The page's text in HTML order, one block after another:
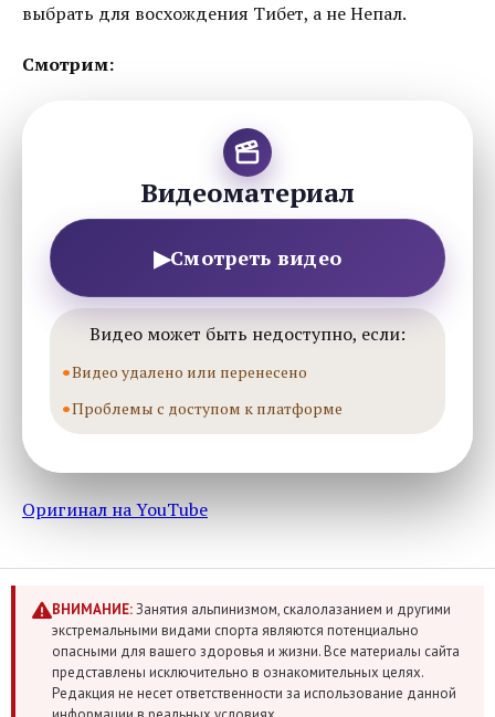
выбрать для восхождения Тибет, а не Непал.
Смотрим:
Видеоматериал
▶Смотреть видео
Видео может быть недоступно, если:
Видео удалено или перенесено
Проблемы с доступом к платформе
Оригинал на YouTube
ВНИМАНИЕ:Занятия альпинизмом, скалолазанием и другими
экстремальными видами спорта являются потенциально
опасными для вашего здоровья и жизни. Все материалы сайта
представлены исключительно в ознакомительных целях.
Редакция не несет ответственности за использование данной